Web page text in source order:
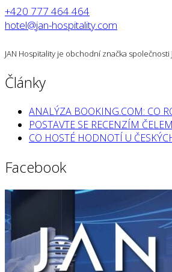
+420 777 464 464
hotel@jan-hospitality.com
JAN Hospitality je obchodní značka společnosti
Články
ANALÝZA BOOKING.COM: CO
POSTAVTE SE RECENZÍM
CO HOSTÉ HODNOTÍ U
Facebook